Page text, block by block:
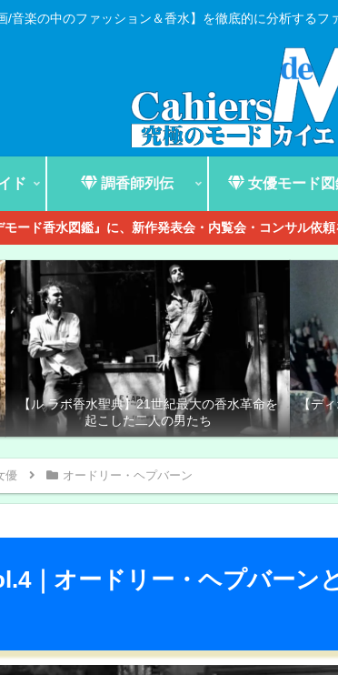
/音楽の中のファッション＆香水】を徹底的に分析する
ド 調香師列伝 女優モード図
モード香水図鑑』に、新作発表会・内覧会・コンサル依
【ル ラボ香水聖典】21世紀最大の香水革命を
起こした二人の男たち
【デ
優 オードリー・ヘプバーン
｜オードリー・ヘプバーン